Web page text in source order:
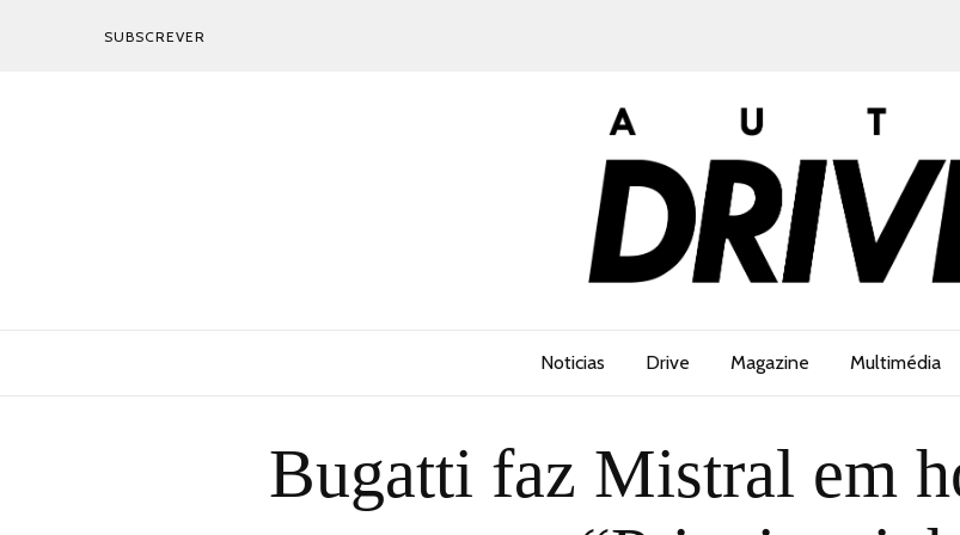
SUBSCREVER
Noticias Drive Magazine Multimédia
Bugatti faz Mistral em